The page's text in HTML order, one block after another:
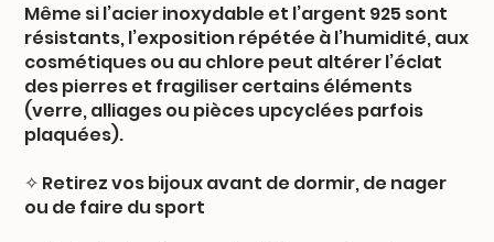
Même si l’acier inoxydable et l’argent 925 sont
résistants, l’exposition répétée à l’humidité, aux
cosmétiques ou au chlore peut altérer l’éclat
des pierres et fragiliser certains éléments
(verre, alliages ou pièces upcyclées parfois
plaquées).
✧ Retirez vos bijoux avant de dormir, de nager
ou de faire du sport